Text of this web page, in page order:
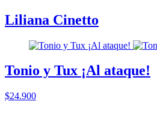
Liliana Cinetto
Tonio y Tux ¡Al ataque!
$24.900